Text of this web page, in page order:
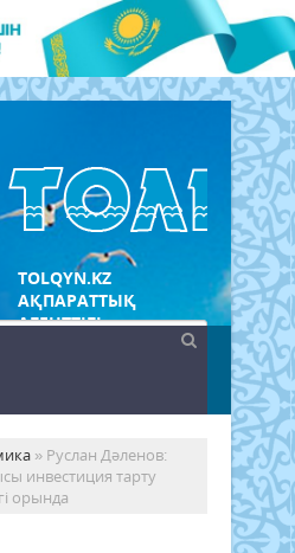
TOLQYN.KZ
АҚПАРАТТЫҚ
АГЕНТТІГІ
» Руслан Дәленов:
инвестиция тарту
орында